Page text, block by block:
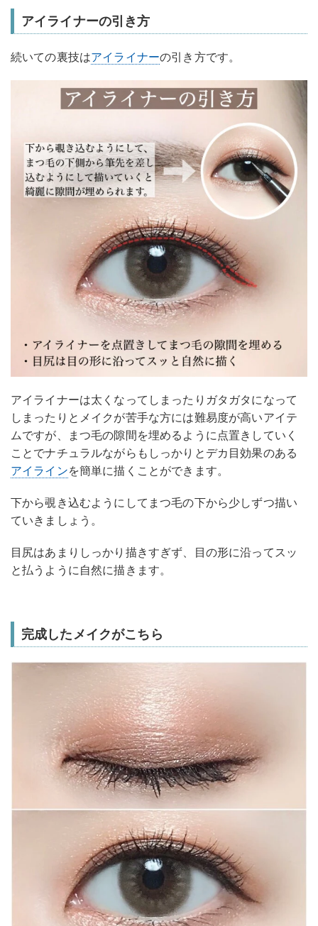
アイライナーの引き方
続いての裏技はアイライナーの引き方です。
アイライナーは太くなってしまったりガタガタになって
しまったりとメイクが苦手な方には難易度が高いアイテ
ムですが、まつ毛の隙間を埋めるように点置きしていく
ことでナチュラルながらもしっかりとデカ目効果のある
アイラインを簡単に描くことができます。
下から覗き込むようにしてまつ毛の下から少しずつ描い
ていきましょう。
目尻はあまりしっかり描きすぎず、目の形に沿ってスッ
と払うように自然に描きます。
完成したメイクがこちら